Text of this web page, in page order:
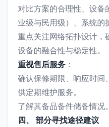
对比方案的合理性、设备
业级与民用级）、系统的
重点关注网络拓扑设计，
设备的融合性与稳定性。
重视售后服务 ：
确认保修期限、响应时间
供定期维护服务。
了解其备品备件储备情况。
四、 部分寻找途径建议